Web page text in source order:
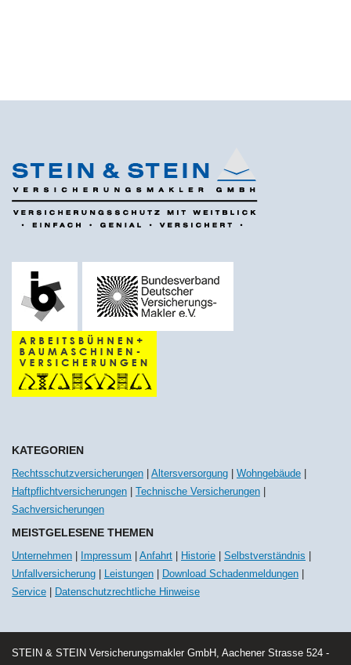
KATEGORIEN
Rechtsschutzversicherungen | Altersversorgung | Wohngebäude |
Haftpflichtversicherungen | Technische Versicherungen |
Sachversicherungen
MEISTGELESENE THEMEN
Unternehmen | Impressum | Anfahrt | Historie | Selbstverständnis |
Unfallversicherung | Leistungen | Download Schadenmeldungen |
Service | Datenschutzrechtliche Hinweise
STEIN & STEIN Versicherungsmakler GmbH, Aachener Strasse 524 -